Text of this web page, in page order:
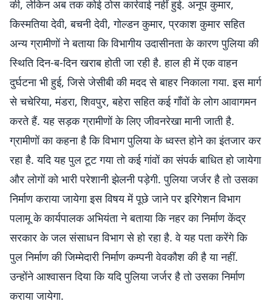
की, लेकिन अब तक कोई ठोस कार्रवाई नहीं हुई. अनूप कुमार,
किस्मतिया देवी, बचनी देवी, गोल्डन कुमार, प्रकाश कुमार सहित
अन्य ग्रामीणों ने बताया कि विभागीय उदासीनता के कारण पुलिया की
स्थिति दिन-ब-दिन खराब होती जा रही है. हाल ही में एक वाहन
दुर्घटना भी हुई, जिसे जेसीबी की मदद से बाहर निकाला गया. इस मार्ग
से चचेरिया, मंडरा, शिवपुर, बहेरा सहित कई गाँवों के लोग आवागमन
करते हैं. यह सड़क ग्रामीणों के लिए जीवनरेखा मानी जाती है.
ग्रामीणों का कहना है कि विभाग पुलिया के ध्वस्त होने का इंतजार कर
रहा है. यदि यह पुल टूट गया तो कई गांवों का संपर्क बाधित हो जायेगा
और लोगों को भारी परेशानी झेलनी पड़ेगी. पुलिया जर्जर है तो उसका
निर्माण कराया जायेगा इस विषय में पूछे जाने पर इरिगेशन विभाग
पलामू के कार्यपालक अभियंता ने बताया कि नहर का निर्माण केंद्र
सरकार के जल संसाधन विभाग से हो रहा है. वे यह पता करेंगे कि
पुल निर्माण की जिम्मेदारी निर्माण कम्पनी वेवकौश की है या नहीं.
उन्होंने आश्वासन दिया कि यदि पुलिया जर्जर है तो उसका निर्माण
कराया जायेगा.